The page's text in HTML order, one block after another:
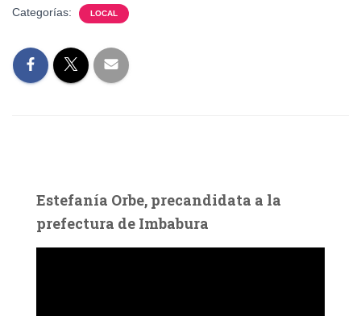
Categorías: LOCAL
Estefanía Orbe, precandidata a la
prefectura de Imbabura